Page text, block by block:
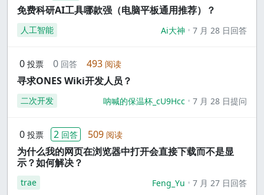
免费科研AI工具哪款强（电脑平板通用推荐）？
人工智能 Ai大神 7 月 28 日回答
0 投票 0 回答 493 阅读
寻求ONES Wiki开发人员？
二次开发 呐喊的保温杯_cU9Hcc 7 月 28 日提问
0 投票 2 回答 509 阅读
为什么我的网页在浏览器中打开会直接下载而不是显
示？如何解决？
trae Feng_Yu 7 月 27 日回答